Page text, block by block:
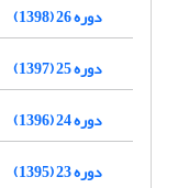
دوره 26 (1398)
دوره 25 (1397)
دوره 24 (1396)
دوره 23 (1395)